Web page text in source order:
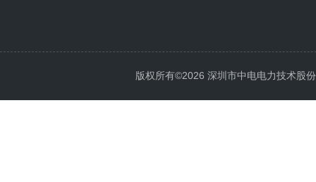
版权所有©2026 深圳市中电电力技术股